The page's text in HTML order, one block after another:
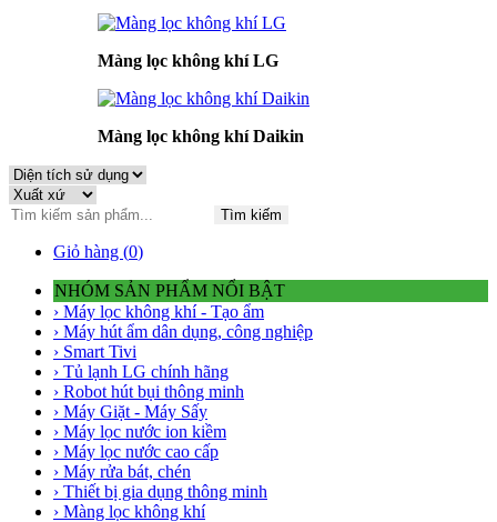
Màng lọc không khí LG
Màng lọc không khí Daikin
Tìm kiếm
Giỏ hàng (0)
NHÓM SẢN PHẨM NỔI BẬT
› Máy lọc không khí - Tạo ẩm
› Máy hút ẩm dân dụng, công nghiệp
› Smart Tivi
› Tủ lạnh LG chính hãng
› Robot hút bụi thông minh
› Máy Giặt - Máy Sấy
› Máy lọc nước ion kiềm
› Máy lọc nước cao cấp
› Máy rửa bát, chén
› Thiết bị gia dụng thông minh
› Màng lọc không khí